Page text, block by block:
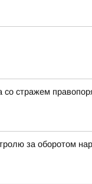
со стражем
за оборотом